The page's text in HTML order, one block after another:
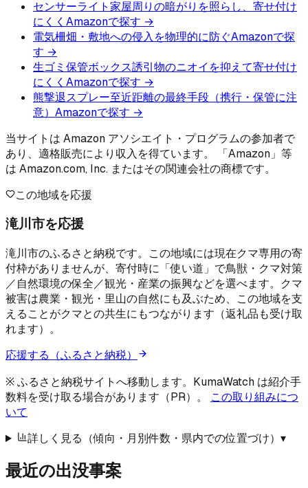
センサーライト家屋周りの暗がりを照らし、寄せ付け
にくく Amazonで探す →
電気柵畑・敷地への侵入を物理的に防ぐAmazonで探
す →
生ゴミ保管ボックス誘引物のニオイを抑えて寄せ付け
にくく Amazonで探す →
熊撃退スプレー至近距離の最終手段（携行・保管に注
意） Amazonで探す →
当サイトは Amazon アソシエイト・プログラムの参加者で
あり、適格販売により収入を得ています。 「Amazon」等
は Amazon.com, Inc. またはその関連会社の商標です。
この地域を応援
滝川市を応援
滝川市のふるさと納税です。この地域には現在クマ専用の寄
付枠がありませんが、寄付時に「使い道」で鳥獣・クマ対策
／自然環境の保全／観光・産業の振興などを選べます。クマ
被害は農業・観光・里山の自然にも及ぶため、この地域を支
えることがクマとの共生にもつながります（返礼品も受け取
れます）。
応援する（ふるさと納税）
※ ふるさと納税サイトへ移動します。KumaWatch は紹介手
数料を受け取る場合があります（PR）。
この取り組みにつ
いて
詳しく見る（傾向・月別件数・県内での位置づけ） ▾
最近の出没事案